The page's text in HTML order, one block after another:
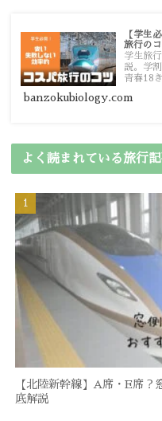
【学生
旅行の
学生旅
説。学
青春18
banzokubiology.com
よく読まれている旅行
【北陸新幹線】A席・E席？
底解説